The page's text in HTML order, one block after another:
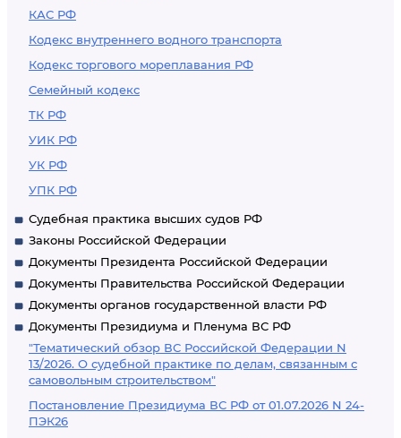
КАС РФ
Кодекс внутреннего водного транспорта
Кодекс торгового мореплавания РФ
Семейный кодекс
ТК РФ
УИК РФ
УК РФ
УПК РФ
Судебная практика высших судов РФ
Законы Российской Федерации
Документы Президента Российской Федерации
Документы Правительства Российской Федерации
Документы органов государственной власти РФ
Документы Президиума и Пленума ВС РФ
"Тематический обзор ВС Российской Федерации N
13/2026. О судебной практике по делам, связанным с
самовольным строительством"
Постановление Президиума ВС РФ от 01.07.2026 N 24-
ПЭК26